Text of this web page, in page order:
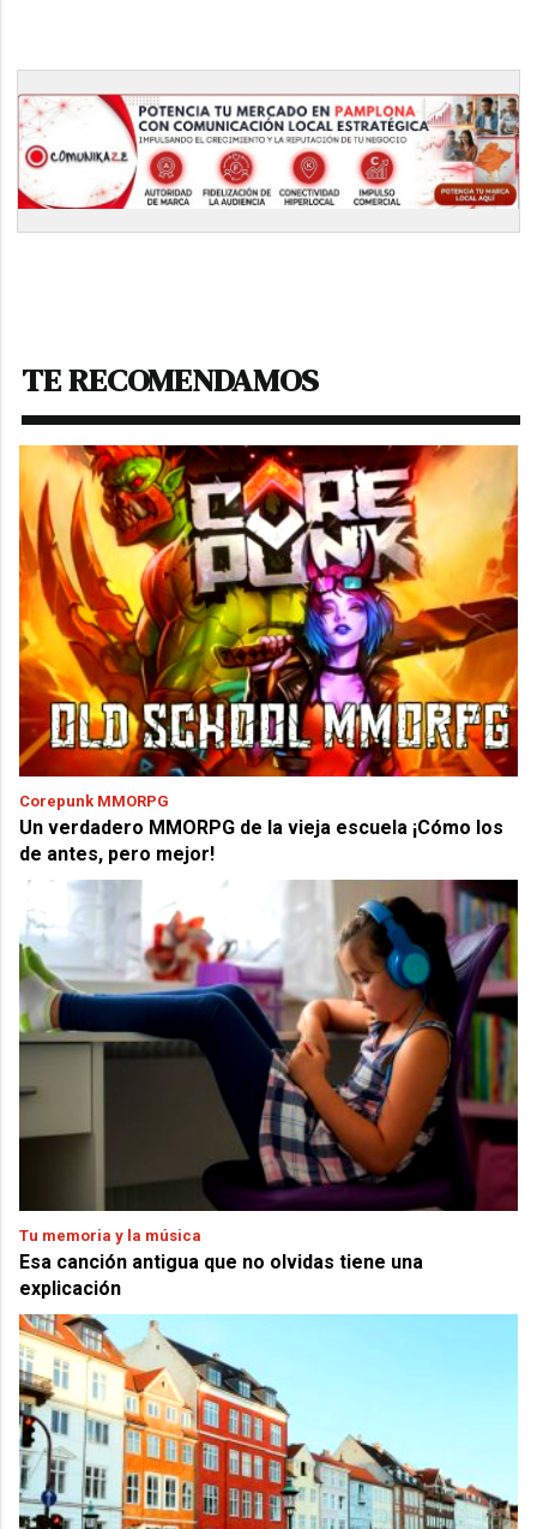
TE RECOMENDAMOS
Corepunk MMORPG
Un verdadero MMORPG de la vieja escuela ¡Cómo los
de antes, pero mejor!
Tu memoria y la música
Esa canción antigua que no olvidas tiene una
explicación